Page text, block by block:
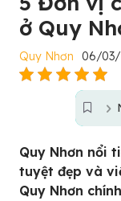
ở Quy
Quy Nhơn
06/
Quy Nhơn nổi
tuyệt đẹp và
Quy Nhơn